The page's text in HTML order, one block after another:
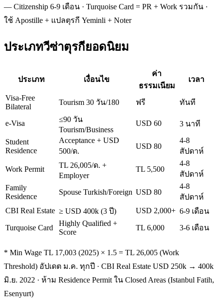
— Citizenship 6-9 เดือน · Turquoise Card = PR + Work รวมกัน ·
ใช้ Apostille + แปลตุรกี Yeminli + Noter
ประเภทวีซ่าตุรกียอดนิยม
ประเภท เงื่อนไข
ค่า
ธรรมเนียม
เวลา
Visa-Free
Bilateral
Tourism 30 วัน/180 ฟรี ทันที
e-Visa
≤90 วัน
Tourism/Business
USD 60 3 นาที
Student
Residence
Acceptance + USD
500/ด.
USD 80
4-8
สัปดาห์
Work Permit
TL 26,005/ด. +
Employer
TL 5,500
4-8
สัปดาห์
Family
Residence
Spouse Turkish/Foreign USD 80
4-8
สัปดาห์
CBI Real Estate ≥ USD 400k (3 ปี) USD 2,000+ 6-9 เดือน
Turquoise Card
Highly Qualified +
Score
TL 6,000 3-6 เดือน
* Min Wage TL 17,003 (2025) × 1.5 = TL 26,005 (Work
Threshold) อัปเดต ม.ค. ทุกปี · CBI Real Estate USD 250k → 400k
มิ.ย. 2022 · ห้าม Residence Permit ใน Closed Areas (Istanbul Fatih,
Esenyurt)